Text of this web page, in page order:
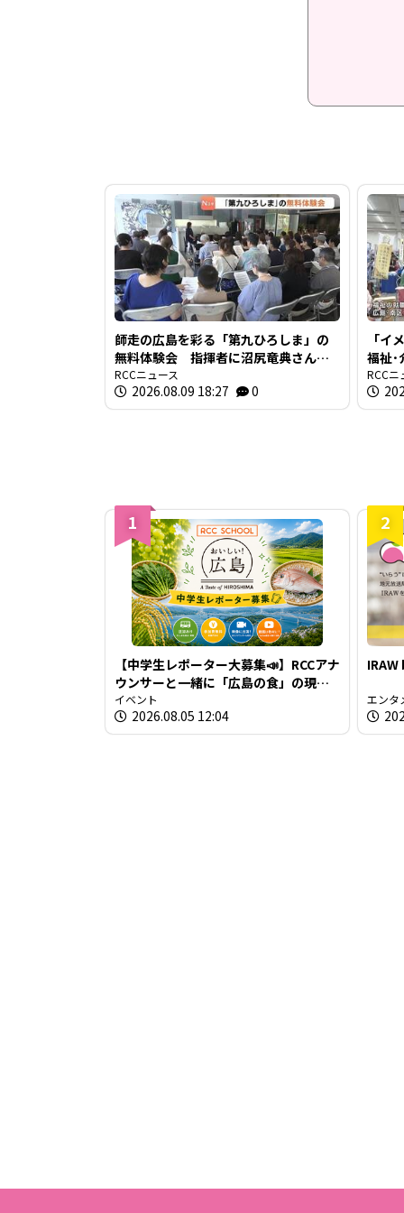
師走の広島を彩る「第九ひろしま」の
無料体験会 指揮者に沼尻竜典さん迎
え 今年は12月20日に開催
RCCニュース
2026.08.09 18:27 0
「
福祉
就職
RCCニ
1
【中学生レポーター大募集📣】RCCアナ
ウンサーと一緒に「広島の食」の現場
を取材しよう！
イベント
2026.08.05 12:04
2
IRAW
エンタ